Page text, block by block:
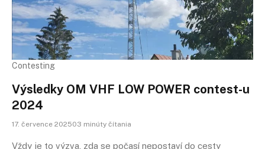
Contesting
Výsledky OM VHF LOW POWER contest-u
2024
17. července 202503 minúty čítania
Vždy je to výzva, zda se počasí nepostaví do cesty